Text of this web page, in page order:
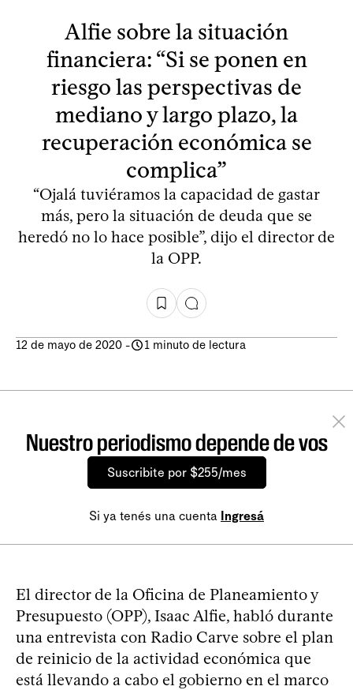
Alfie sobre la situación
financiera: “Si se ponen en
riesgo las perspectivas de
mediano y largo plazo, la
recuperación económica se
complica”
“Ojalá tuviéramos la capacidad de gastar
más, pero la situación de deuda que se
heredó no lo hace posible”, dijo el director de
la OPP.
12 de mayo de 2020 - 1 minuto de lectura
Nuestro periodismo depende de vos
Suscribite por $255/mes
Si ya tenés una cuenta Ingresá
El director de la Oficina de Planeamiento y
Presupuesto (OPP), Isaac Alfie, habló durante
una entrevista con Radio Carve sobre el plan
de reinicio de la actividad económica que
está llevando a cabo el gobierno en el marco